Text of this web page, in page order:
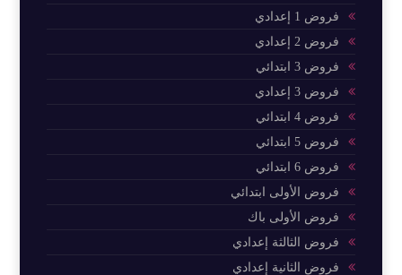
فروض 1 إعدادي
فروض 2 إعدادي
فروض 3 ابتدائي
فروض 3 إعدادي
فروض 4 ابتدائي
فروض 5 ابتدائي
فروض 6 ابتدائي
فروض الأولى ابتدائي
فروض الأولى باك
فروض الثالثة إعدادي
فروض الثانية إعدادي